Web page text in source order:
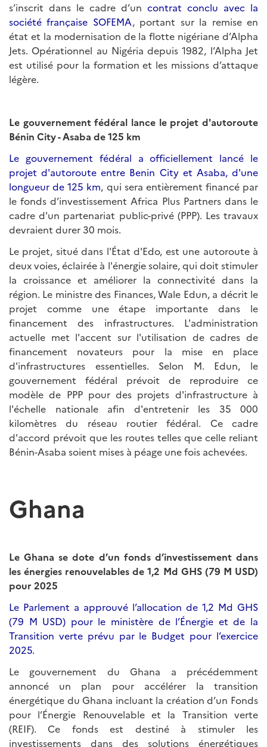
s’inscrit dans le cadre d’un contrat conclu avec la
société française SOFEMA, portant sur la remise en
état et la modernisation de la flotte nigériane d’Alpha
Jets. Opérationnel au Nigéria depuis 1982, l’Alpha Jet
est utilisé pour la formation et les missions d’attaque
légère.
Le gouvernement fédéral lance le projet d'autoroute
Bénin City - Asaba de 125 km
Le gouvernement fédéral a officiellement lancé le
projet d'autoroute entre Benin City et Asaba, d'une
longueur de 125 km, qui sera entièrement financé par
le fonds d’investissement Africa Plus Partners dans le
cadre d'un partenariat public-privé (PPP). Les travaux
devraient durer 30 mois.
Le projet, situé dans l'État d'Edo, est une autoroute à
deux voies, éclairée à l'énergie solaire, qui doit stimuler
la croissance et améliorer la connectivité dans la
région. Le ministre des Finances, Wale Edun, a décrit le
projet comme une étape importante dans le
financement des infrastructures. L'administration
actuelle met l'accent sur l'utilisation de cadres de
financement novateurs pour la mise en place
d'infrastructures essentielles. Selon M. Edun, le
gouvernement fédéral prévoit de reproduire ce
modèle de PPP pour des projets d'infrastructure à
l'échelle nationale afin d'entretenir les 35 000
kilomètres du réseau routier fédéral. Ce cadre
d'accord prévoit que les routes telles que celle reliant
Bénin-Asaba soient mises à péage une fois achevées.
Ghana
Le Ghana se dote d’un fonds d’investissement dans
les énergies renouvelables de 1,2 Md GHS (79 M USD)
pour 2025
Le Parlement a approuvé l’allocation de 1,2 Md GHS
(79 M USD) pour le ministère de l’Énergie et de la
Transition verte prévu par le Budget pour l’exercice
2025.
Le gouvernement du Ghana a précédemment
annoncé un plan pour accélérer la transition
énergétique du Ghana incluant la création d’un Fonds
pour l’Énergie Renouvelable et la Transition verte
(REIF). Ce fonds est destiné à stimuler les
investissements dans des solutions énergétiques